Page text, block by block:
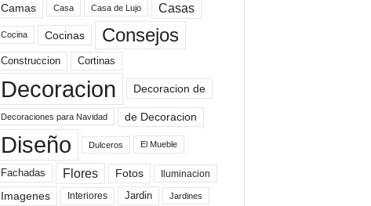
Camas Casa Casa de Lujo Casas
Cocina Cocinas Consejos
Construccion Cortinas
Decoracion Decoracion de
Decoraciones para Navidad de Decoracion
Diseño Dulceros El Mueble
Fachadas Flores Fotos Iluminacion
Imagenes Interiores Jardin Jardines